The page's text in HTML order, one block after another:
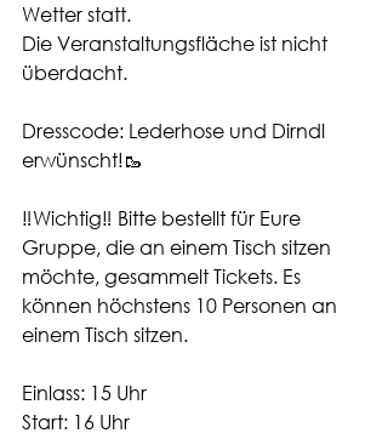
Wetter statt.
Die Veranstaltungsfläche ist nicht
überdacht.
Dresscode: Lederhose und Dirndl
erwünscht!🥾
‼️Wichtig‼️ Bitte bestellt für Eure
Gruppe, die an einem Tisch sitzen
möchte, gesammelt Tickets. Es
können höchstens 10 Personen an
einem Tisch sitzen.
Einlass: 15 Uhr
Start: 16 Uhr